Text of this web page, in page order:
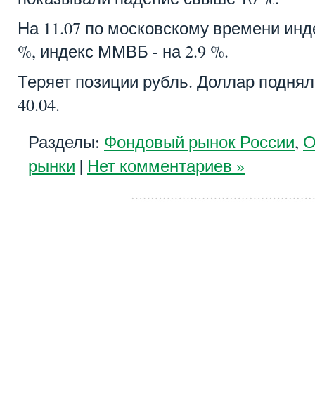
На 11.07 по московскому времени
%, индекс ММВБ - на 2.9 %.
Теряет позиции рубль. Доллар
40.04.
Разделы: Фондовый рынок России,
рынки | Нет комментариев »